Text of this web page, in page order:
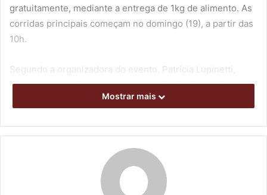
gratuitamente, mediante a entrega de 1kg de alimento. As
corridas principais começam no domingo (19), a partir das
10h.
Segundo a organizadora do evento, Patrícia Lupinetti,
todos os alimentos arrecadados serão doados ao Lar
Santo Antônio, de Cambé. “Em todos os dias da Copa, seja
longo de todas as etapas, então convidamos o público a
prestigiar e praticar uma boa ação”, disse.
No primeiro dia do evento, sexta-feira (17), os portões do
Mostrar mais